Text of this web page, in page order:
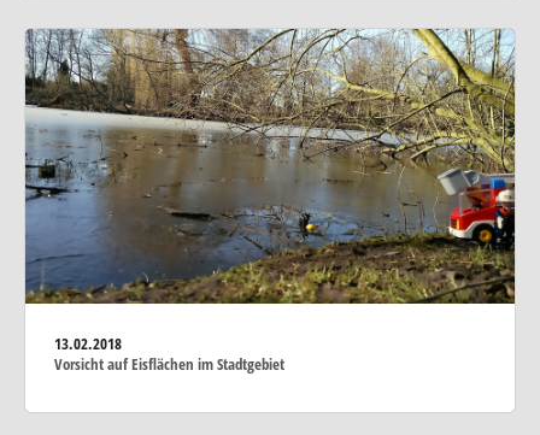
13.02.2018
Vorsicht auf Eisflächen im Stadtgebiet